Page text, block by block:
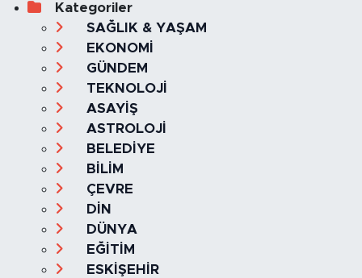
Kategoriler
SAĞLIK & YAŞAM
EKONOMİ
GÜNDEM
TEKNOLOJİ
ASAYİŞ
ASTROLOJİ
BELEDİYE
BİLİM
ÇEVRE
DİN
DÜNYA
EĞİTİM
ESKİŞEHİR